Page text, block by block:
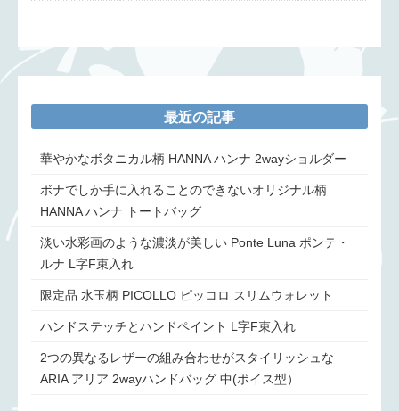
最近の記事
華やかなボタニカル柄 HANNA ハンナ 2wayショルダー
ボナでしか手に入れることのできないオリジナル柄
HANNA ハンナ トートバッグ
淡い水彩画のような濃淡が美しい Ponte Luna ポンテ・
ルナ L字F束入れ
限定品 水玉柄 PICOLLO ピッコロ スリムウォレット
ハンドステッチとハンドペイント L字F束入れ
2つの異なるレザーの組み合わせがスタイリッシュな
ARIA アリア 2wayハンドバッグ 中(ポイス型）